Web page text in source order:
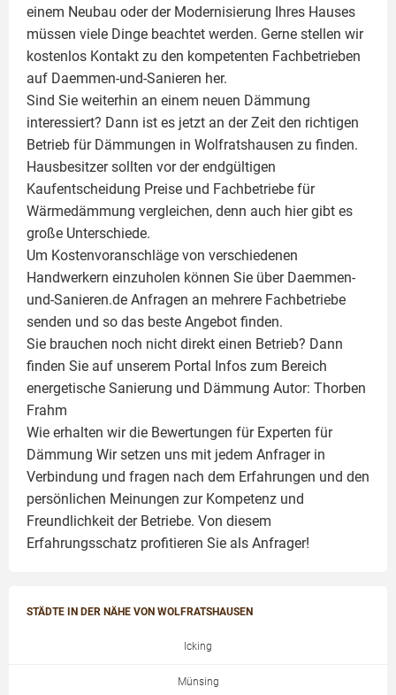
einem Neubau oder der Modernisierung Ihres Hauses
müssen viele Dinge beachtet werden. Gerne stellen wir
kostenlos Kontakt zu den kompetenten Fachbetrieben
auf Daemmen-und-Sanieren her.
Sind Sie weiterhin an einem neuen Dämmung
interessiert? Dann ist es jetzt an der Zeit den richtigen
Betrieb für Dämmungen in Wolfratshausen zu finden.
Hausbesitzer sollten vor der endgültigen
Kaufentscheidung Preise und Fachbetriebe für
Wärmedämmung vergleichen, denn auch hier gibt es
große Unterschiede.
Um Kostenvoranschläge von verschiedenen
Handwerkern einzuholen können Sie über Daemmen-
und-Sanieren.de Anfragen an mehrere Fachbetriebe
senden und so das beste Angebot finden.
Sie brauchen noch nicht direkt einen Betrieb? Dann
finden Sie auf unserem Portal Infos zum Bereich
energetische Sanierung und Dämmung Autor: Thorben
Frahm
Wie erhalten wir die Bewertungen für Experten für
Dämmung Wir setzen uns mit jedem Anfrager in
Verbindung und fragen nach dem Erfahrungen und den
persönlichen Meinungen zur Kompetenz und
Freundlichkeit der Betriebe. Von diesem
Erfahrungsschatz profitieren Sie als Anfrager!
STÄDTE IN DER NÄHE VON WOLFRATSHAUSEN
Icking
Münsing